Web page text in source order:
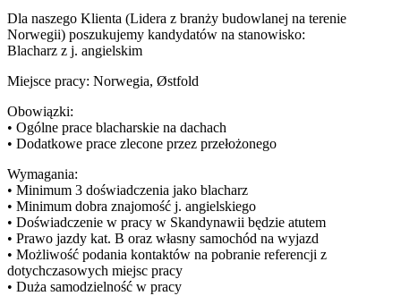
Dla naszego Klienta (Lidera z branży budowlanej na terenie
Norwegii) poszukujemy kandydatów na stanowisko:
Blacharz z j. angielskim
Miejsce pracy: Norwegia, Østfold
Obowiązki:
• Ogólne prace blacharskie na dachach
• Dodatkowe prace zlecone przez przełożonego
Wymagania:
• Minimum 3 doświadczenia jako blacharz
• Minimum dobra znajomość j. angielskiego
• Doświadczenie w pracy w Skandynawii będzie atutem
• Prawo jazdy kat. B oraz własny samochód na wyjazd
• Możliwość podania kontaktów na pobranie referencji z
dotychczasowych miejsc pracy
• Duża samodzielność w pracy